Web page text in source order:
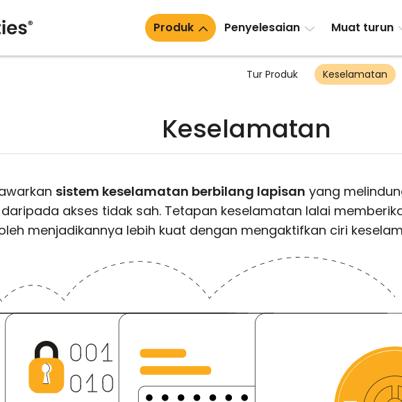
Produk Penyelesaian Muat turun
Tur Produk Keselamatan
Keselamatan
sistem keselamatan berbilang lapisan yang
akses tidak sah. Tetapan keselamatan lalai
menjadikannya lebih kuat dengan mengaktifkan ciri